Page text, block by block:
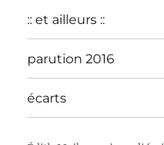
:: et ailleurs ::
parution 2016
écarts